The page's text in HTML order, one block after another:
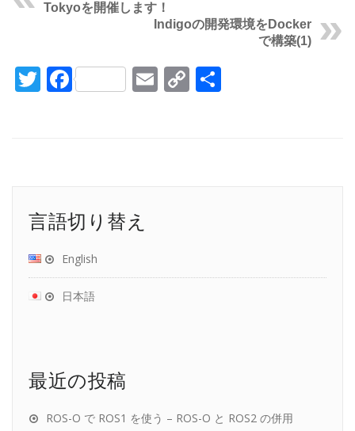
Tokyoを開催します！
Indigoの開発環境をDocker
で構築(1)
Twitter
FacebookEmail
Copy
言語切り替え
English
日本語
最近の投稿
ROS-O で ROS1 を使う – ROS-O と ROS2 の併用